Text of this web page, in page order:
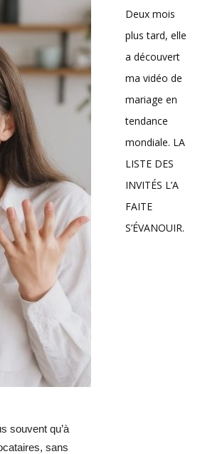
souvent qu’à
sans
Deux mois
plus tard, elle
a découvert
ma vidéo de
mariage en
tendance
mondiale. LA
LISTE DES
INVITÉS L’A
FAITE
S’ÉVANOUIR.